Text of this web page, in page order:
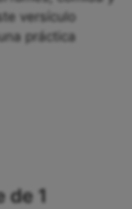
versículo
práctica
de 1